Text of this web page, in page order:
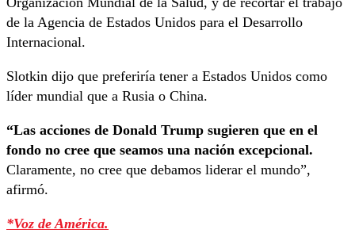
de la Agencia de Estados Unidos para el Desarrollo
Internacional.
Slotkin dijo que preferiría tener a Estados Unidos como
líder mundial que a Rusia o China.
“Las acciones de Donald Trump sugieren que en el
fondo no cree que seamos una nación excepcional.
Claramente, no cree que debamos liderar el mundo”,
afirmó.
*Voz de América.